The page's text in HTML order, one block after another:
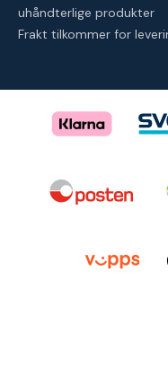
uhåndterlige produkter
Frakt tilkommer for